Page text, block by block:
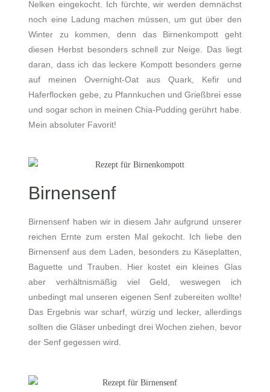
Nelken eingekocht. Ich fürchte, wir werden demnächst
noch eine Ladung machen müssen, um gut über den
Winter zu kommen, denn das Birnenkompott geht
diesen Herbst besonders schnell zur Neige. Das liegt
daran, dass ich das leckere Kompott besonders gerne
auf meinen Overnight-Oat aus Quark, Kefir und
Haferflocken gebe, zu Pfannkuchen und Grießbrei esse
und sogar schon in meinen Chia-Pudding gerührt habe.
Mein absoluter Favorit!
Birnensenf
Birnensenf haben wir in diesem Jahr aufgrund unserer
reichen Ernte zum ersten Mal gekocht. Ich liebe den
Birnensenf aus dem Laden, besonders zu Käseplatten,
Baguette und Trauben. Hier kostet ein kleines Glas
aber verhältnismäßig viel Geld, weswegen ich
unbedingt mal unseren eigenen Senf zubereiten wollte!
Das Ergebnis war scharf, würzig und lecker, allerdings
sollten die Gläser unbedingt drei Wochen ziehen, bevor
der Senf gegessen wird.